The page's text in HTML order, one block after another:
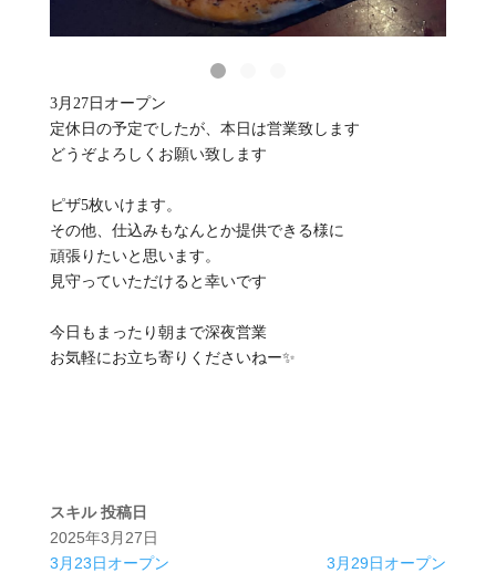
3月27日オープン
定休日の予定でしたが、本日は営業致します
どうぞよろしくお願い致します
ピザ5枚いけます。
その他、仕込みもなんとか提供できる様に
頑張りたいと思います。
見守っていただけると幸いです
今日もまったり朝まで深夜営業
お気軽にお立ち寄りくださいねー✨
スキル 投稿日
2025年3月27日
3月23日オープン
3月29日オープン